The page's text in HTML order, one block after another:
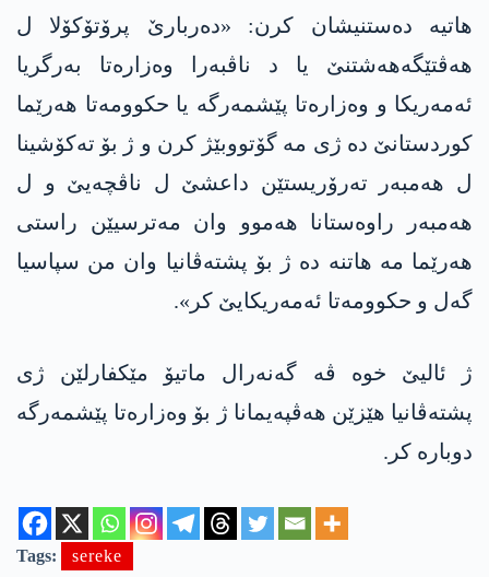
هاتیە دەستنیشان کرن: «دەربارێ پرۆتۆکۆلا ل
هەڤتێگەهەشتنێ یا د ناڤبەرا وەزارەتا به‌رگریا
ئه‌مەریکا و وەزارەتا پێشمەرگە یا حکوومەتا هەرێما
کوردستانێ دە ژی مە گۆتووبێژ کرن و ژ بۆ تەکۆشینا
ل هەمبەر تەرۆریستێن داعشێ ل ناڤچەیێ و ل
هەمبەر راوەستانا هەموو وان مەترسیێن راستی
هەرێما مە هاتنە دە ژ بۆ پشتەڤانیا وان من سپاسیا
گەل و حکوومەتا ئه‌مەریکایێ کر».
ژ ئالیێ خوە ڤە گەنەرال ماتیۆ مێكفارلێن ژی
پشتەڤانیا هێزێن هەڤپەیمانا ژ بۆ وەزارەتا پێشمەرگە
دوبارە کر.
Tags: sereke